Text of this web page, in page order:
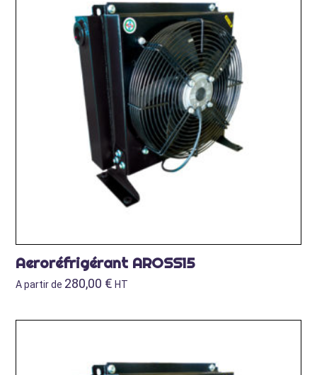
Aeroréfrigérant AROSS15
A partir de 280,00 € HT